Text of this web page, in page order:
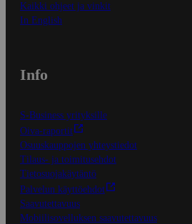
Kaikki ohjeet ja vinkit
In English
Info
S-Business yrityksille
Oiva-raportit
Osuuskauppojen yhteystiedot
Tilaus- ja toimitusehdot
Tietosuojakäytäntö
Palvelun käyttöehdot
Saavutettavuus
Mobiilisovelluksen saavutettavuus